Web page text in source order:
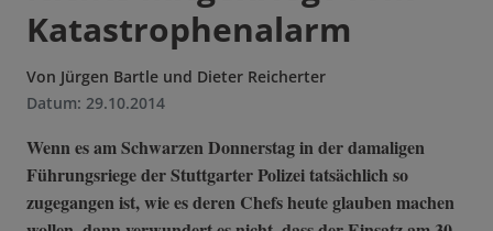
Katastrophenalarm
Von Jürgen Bartle und Dieter Reicherter
Datum: 29.10.2014
Wenn es am Schwarzen Donnerstag in der damaligen
Führungsriege der Stuttgarter Polizei tatsächlich so
zugegangen ist, wie es deren Chefs heute glauben machen